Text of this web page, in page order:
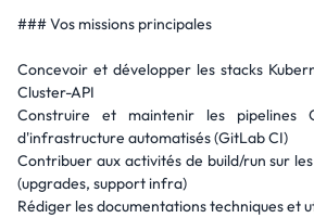
### Vos missions principales
Concevoir et développer les stacks
Cluster-API
Construire et maintenir les pipelines
d'infrastructure automatisés (GitLab CI)
Contribuer aux activités de build/run sur
(upgrades, support infra)
Rédiger les documentations techniques et